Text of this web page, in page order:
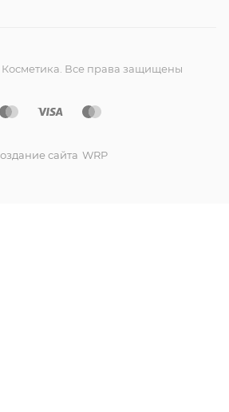
Косметика. Все права защищены
сайта WRP